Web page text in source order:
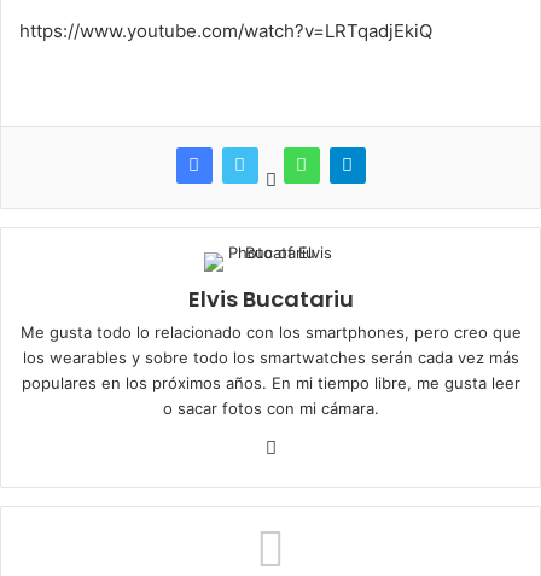
https://www.youtube.com/watch?v=LRTqadjEkiQ
Elvis Bucatariu
Me gusta todo lo relacionado con los smartphones, pero creo que
los wearables y sobre todo los smartwatches serán cada vez más
populares en los próximos años. En mi tiempo libre, me gusta leer
o sacar fotos con mi cámara.
i
t
t